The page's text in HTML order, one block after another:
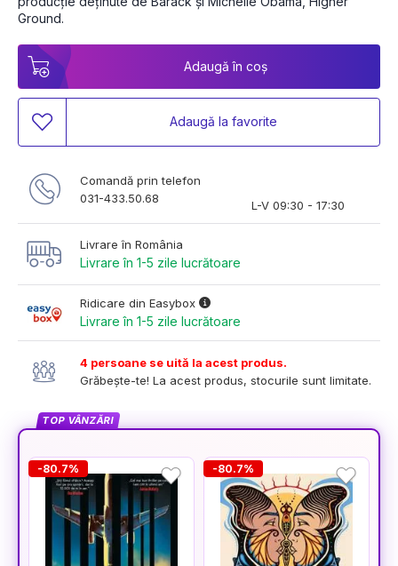
Ground.
Adaugă în coș
Adaugă la favorite
Comandă prin telefon
031-433.50.68
L-V 09:30 - 17:30
Livrare în România
Livrare în 1-5 zile lucrătoare
Ridicare din Easybox
Livrare în 1-5 zile lucrătoare
4 persoane se uită la acest produs.
Grăbește-te! La acest produs, stocurile sunt limitate.
TOP VÂNZĂRI
-80.7% -80.7%